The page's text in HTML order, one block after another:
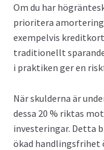
Om du har
prioritera amortering
exempelvis
traditionellt
i praktiken ger en
När skulderna är
dessa 20 % riktas
investeringar. Detta
ökad handlingsfrihet